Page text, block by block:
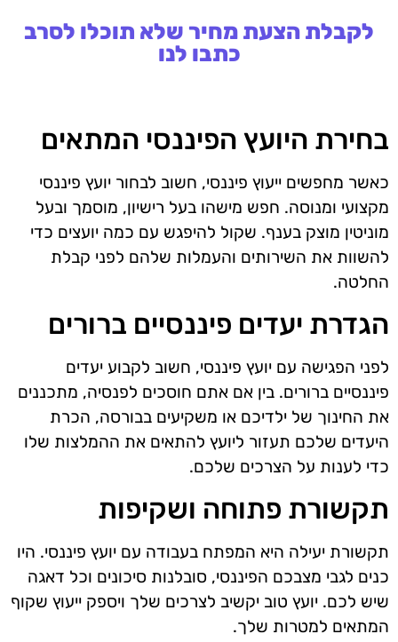
לקבלת הצעת מחיר שלא תוכלו לסרב
כתבו לנו
בחירת היועץ הפיננסי המתאים
כאשר מחפשים ייעוץ פיננסי, חשוב לבחור יועץ פיננסי
מקצועי ומנוסה. חפש מישהו בעל רישיון, מוסמך ובעל
מוניטין מוצק בענף. שקול להיפגש עם כמה יועצים כדי
להשוות את השירותים והעמלות שלהם לפני קבלת
החלטה.
הגדרת יעדים פיננסיים ברורים
לפני הפגישה עם יועץ פיננסי, חשוב לקבוע יעדים
פיננסיים ברורים. בין אם אתם חוסכים לפנסיה, מתכננים
את החינוך של ילדיכם או משקיעים בבורסה, הכרת
היעדים שלכם תעזור ליועץ להתאים את ההמלצות שלו
כדי לענות על הצרכים שלכם.
תקשורת פתוחה ושקיפות
תקשורת יעילה היא המפתח בעבודה עם יועץ פיננסי. היו
כנים לגבי מצבכם הפיננסי, סובלנות סיכונים וכל דאגה
שיש לכם. יועץ טוב יקשיב לצרכים שלך ויספק ייעוץ שקוף
המתאים למטרות שלך.